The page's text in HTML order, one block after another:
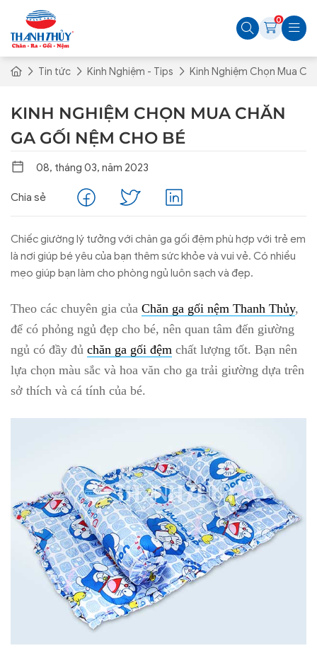
0
Tin tức Kinh Nghiệm - Tips Kinh Nghiệm Chọn Mua
KINH NGHIỆM CHỌN MUA CHĂN
GA GỐI NỆM CHO BÉ
08, tháng 03, năm 2023
Chia sẻ
Chiếc giường lý tưởng với chăn ga gối đệm phù hợp với trẻ em
là nơi giúp bé yêu của bạn thêm sức khỏe và vui vẻ. Có nhiều
mẹo giúp bạn làm cho phòng ngủ luôn sạch và đẹp.
Theo các chuyên gia của Chăn ga gối nệm Thanh Thủy,
để có phỏng ngủ đẹp cho bé, nên quan tâm đến giường
ngủ có đầy đủ chăn ga gối đệm chất lượng tốt. Bạn nên
lựa chọn màu sắc và hoa văn cho ga trải giường dựa trên
sở thích và cá tính của bé.